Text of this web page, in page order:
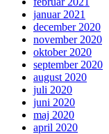
januar 2021
december 2020
november 2020
oktober 2020
september 2020
august 2020
juli 2020
juni 2020
maj 2020
april 2020